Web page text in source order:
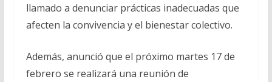
llamado a denunciar prácticas inadecuadas que
afecten la convivencia y el bienestar colectivo.
Además, anunció que el próximo martes 17 de
febrero se realizará una reunión de